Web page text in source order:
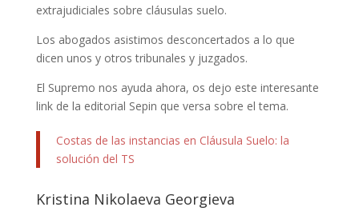
extrajudiciales sobre cláusulas suelo.
Los abogados asistimos desconcertados a lo que
dicen unos y otros tribunales y juzgados.
El Supremo nos ayuda ahora, os dejo este interesante
link de la editorial Sepin que versa sobre el tema.
Costas de las instancias en Cláusula Suelo: la
solución del TS
Kristina Nikolaeva Georgieva